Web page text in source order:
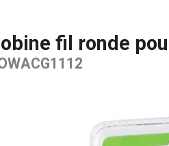
Bobine fil ronde